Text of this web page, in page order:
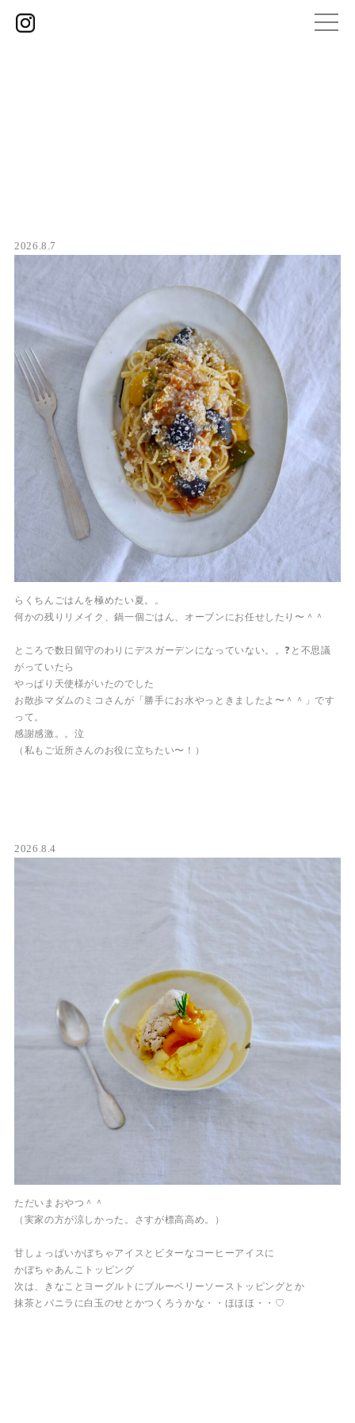
2026.8.7
らくちんごはんを極めたい夏。。
何かの残りリメイク、鍋一個ごはん、オーブンにお任せしたり〜＾＾
ところで数日留守のわりにデスガーデンになっていない。。❓と不思議
がっていたら
やっぱり天使様がいたのでした
お散歩マダムのミコさんが「勝手にお水やっときましたよ〜＾＾」です
って。
感謝感激。。泣
（私もご近所さんのお役に立ちたい〜！）
2026.8.4
ただいまおやつ＾＾
（実家の方が涼しかった。さすが標高高め。）
甘しょっぱいかぼちゃアイスとビターなコーヒーアイスに
かぼちゃあんこトッピング
次は、きなことヨーグルトにブルーベリーソーストッピングとか
抹茶とバニラに白玉のせとかつくろうかな・・ほほほ・・♡